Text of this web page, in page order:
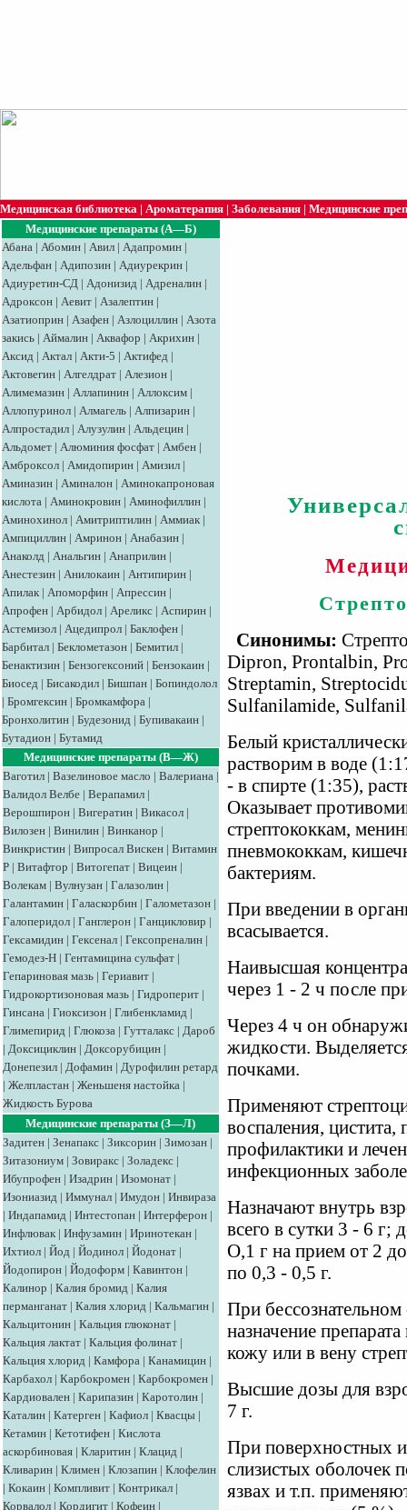
Медицинская библиотека | Ароматерапия | Заболевания | Медицинские
Медицинские препараты (А—Б)
Абана | Абомин | Авил | Адапромин |
Адельфан | Адипозин | Адиурекрин |
Адиуретин-СД | Адонизид | Адреналин |
Адроксон | Аевит | Азалептин |
Азатиоприн | Азафен | Азлоциллин | Азота
закись | Аймалин | Аквафор | Акрихин |
Аксид | Aктaл | Акти-5 | Актифед |
Актовегин | Алгелдрат | Алезион |
Алимемазин | Аллапинин | Аллоксим |
Аллопуринол | Алмагель | Алпизарин |
Алпростадил | Алузулин | Альдецин |
Альдомет | Алюминия фосфат | Амбен |
Амброксол | Амидопирин | Амизил |
Аминазин | Аминалон | Аминокапроновая
кислота | Аминокровин | Аминофиллин |
Аминохинол | Амитриптилин | Аммиак |
Ампициллин | Амринон | Анабазин |
Анаколд | Анальгин | Анаприлин |
Анестезин | Анилокаин | Антипирин |
Апилак | Апоморфин | Апрессин |
Апрофен | Арбидол | Ареликс | Аспирин |
Астемизол | Ацедипрол | Баклофен |
Барбитал | Беклометазон | Бемитил |
Бенактизин | Бензогексоний | Бензокаин |
Биосед | Бисакодил | Бишпан | Бопиндолол
| Бромгексин | Бромкамфора |
Бронхолитин | Будезонид | Бупивакаин |
Бутадион | Бутамид
Медицинские препараты (В—Ж)
Ваготил | Вазелиновое масло | Валериана |
Валидол Велбе | Верапамил |
Верошпирон | Вигератин | Викасол |
Вилозен | Винилин | Винканор |
Винкристин | Випросал Вискен | Витамин
Р | Витафтор | Витогепат | Вицеин |
Волекам | Вулнузан | Галазолин |
Галантамин | Галаскорбин | Галометазон |
Галоперидол | Ганглерон | Ганцикловир |
Гексамидин | Гексенал | Гексопреналин |
Гемодез-Н | Гентамицина сульфат |
Гепариновая мазь | Гериавит |
Гидрокортизоновая мазь | Гидроперит |
Гинсана | Гиоксизон | Глибенкламид |
Глимепирид | Глюкоза | Гутталакс | Дароб
| Доксициклин | Доксорубицин |
Донепезил | Дофамин | Дурофилин ретард
| Желпластан | Женьшеня настойка |
Жидкость Бурова
Медицинские препараты (З—Л)
Задитен | Зенапакс | Зиксорин | Зимозан |
Зитазониум | Зовиракс | Золадекс |
Ибупрофен | Изадрин | Изомонат |
Изониазид | Иммунал | Имудон | Инвираза
| Индапамид | Интестопан | Интерферон |
Инфлювак | Инфузамин | Иринотекан |
Ихтиол | Йод | Йодинол | Йодонат |
Йодопирон | Йодоформ | Кавинтон |
Калинор | Калия бромид | Калия
перманганат | Калия хлорид | Кальмагин |
Кальцитонин | Кальция глюконат |
Кальция лактат | Кальция фолинат |
Кальция хлорид | Камфора | Канамицин |
Карбахол | Карбокромен | Карбокромен |
Кардиовален | Карипазин | Каротолин |
Каталин | Катерген | Кафиол | Квасцы |
Кетамин | Кетотифен | Кислота
аскорбиновая | Кларитин | Клацид |
Кливарин | Климен | Клозапин | Клофелин
| Кокаин | Компливит | Контрикал |
Корвалол | Кордигит | Кофеин |
Синонимы:
Dipron, Prontalbin,
Streptamin,
Sulfanilamide,
Белый
растворим в воде
- в спирте (1:35),
Оказывает
стрептококкам,
пневмококкам,
бактериям.
При введении в
всасывается.
Наивысшая
через 1 - 2 ч после
Через 4 ч он
жидкости.
почками.
Применяют
воспаления, цистита,
профилактики и
инфекционных
Назначают внутрь
всего в сутки 3 - 6 г;
О,1 г на прием от 2
по 0,3 - 0,5 г.
При
назначение
кожу или в вену
Высшие дозы для
7 г.
При поверхностных
слизистых оболочек
язвах и т.п.